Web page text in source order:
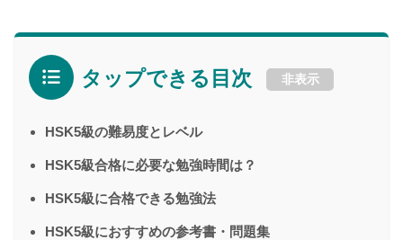
タップできる目次 非表示
HSK5級の難易度とレベル
HSK5級合格に必要な勉強時間は？
HSK5級に合格できる勉強法
HSK5級におすすめの参考書・問題集